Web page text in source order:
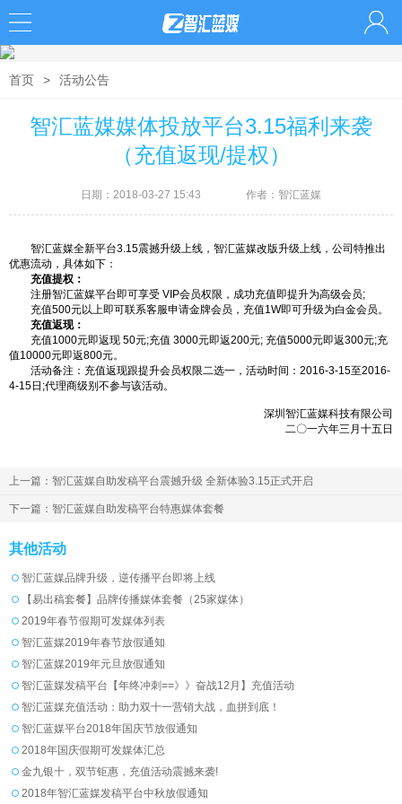
首页 > 活动公告
智汇蓝媒媒体投放平台3.15福利来袭
（充值返现/提权）
日期：2018-03-27 15:43 作者：智汇蓝媒
智汇蓝媒全新平台3.15震撼升级上线，智汇蓝媒改版升级上线，公司特推出
优惠流动，具体如下：
充值提权：
注册智汇蓝媒平台即可享受 VIP会员权限，成功充值即提升为高级会员;
充值500元以上即可联系客服申请金牌会员，充值1W即可升级为白金会员。
充值返现：
充值1000元即返现 50元;充值 3000元即返200元; 充值5000元即返300元;充
值10000元即返800元。
活动备注：充值返现跟提升会员权限二选一，活动时间：2016-3-15至2016-
4-15日;代理商级别不参与该活动。
深圳智汇蓝媒科技有限公司
二〇一六年三月十五日
上一篇：智汇蓝媒自助发稿平台震撼升级 全新体验3.15正式开启
下一篇：智汇蓝媒自助发稿平台特惠媒体套餐
其他活动
智汇蓝媒品牌升级，逆传播平台即将上线
【易出稿套餐】品牌传播媒体套餐（25家媒体）
2019年春节假期可发媒体列表
智汇蓝媒2019年春节放假通知
智汇蓝媒2019年元旦放假通知
智汇蓝媒发稿平台【年终冲刺==》》奋战12月】充值活动
智汇蓝媒充值活动：助力双十一营销大战，血拼到底！
智汇蓝媒平台2018年国庆节放假通知
2018年国庆假期可发媒体汇总
金九银十，双节钜惠，充值活动震撼来袭!
2018年智汇蓝媒发稿平台中秋放假通知